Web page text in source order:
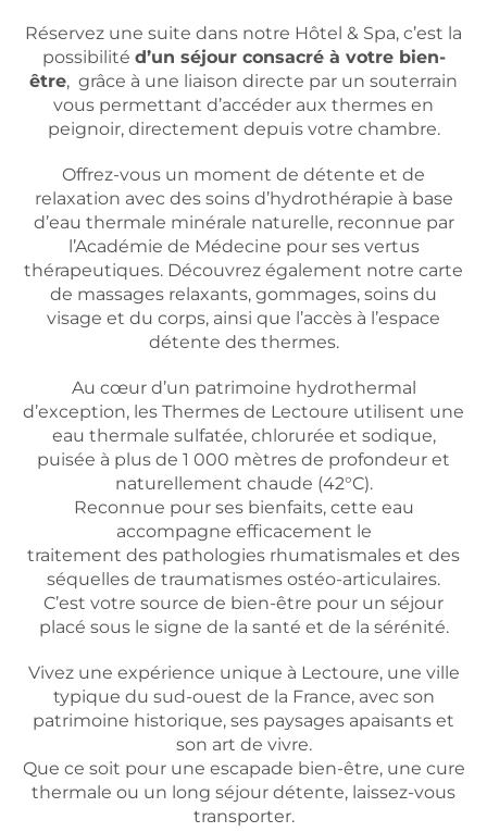
Réservez une suite dans notre Hôtel & Spa, c’est la
possibilité d’un séjour consacré à votre bien-
être, grâce à une liaison directe par un souterrain
vous permettant d’accéder aux thermes en
peignoir, directement depuis votre chambre.
Offrez-vous un moment de détente et de
relaxation avec des soins d’hydrothérapie à base
d’eau thermale minérale naturelle, reconnue par
l’Académie de Médecine pour ses vertus
thérapeutiques. Découvrez également notre carte
de massages relaxants, gommages, soins du
visage et du corps, ainsi que l’accès à l’espace
détente des thermes.
Au cœur d’un patrimoine hydrothermal
d’exception, les Thermes de Lectoure utilisent une
eau thermale sulfatée, chlorurée et sodique,
puisée à plus de 1 000 mètres de profondeur et
naturellement chaude (42°C).
Reconnue pour ses bienfaits, cette eau
accompagne efficacement le
traitement des pathologies rhumatismales et des
séquelles de traumatismes ostéo-articulaires.
C’est votre source de bien-être pour un séjour
placé sous le signe de la santé et de la sérénité.
Vivez une expérience unique à Lectoure, une ville
typique du sud-ouest de la France, avec son
patrimoine historique, ses paysages apaisants et
son art de vivre.
Que ce soit pour une escapade bien-être, une cure
thermale ou un long séjour détente, laissez-vous
transporter.